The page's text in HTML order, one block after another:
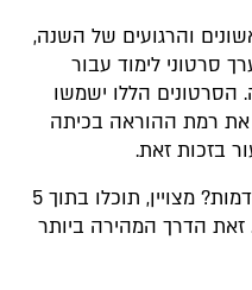
והרגועים של השנה,
סרטוני לימוד עבור
הסרטונים הללו ישמשו
את רמת ההוראה בכיתה
בזכות זאת.
יש לכם מצגות מוכנות משנים קודמות? מצויין, תוכלו בתוך 5
זאת הדרך המהירה ביותר